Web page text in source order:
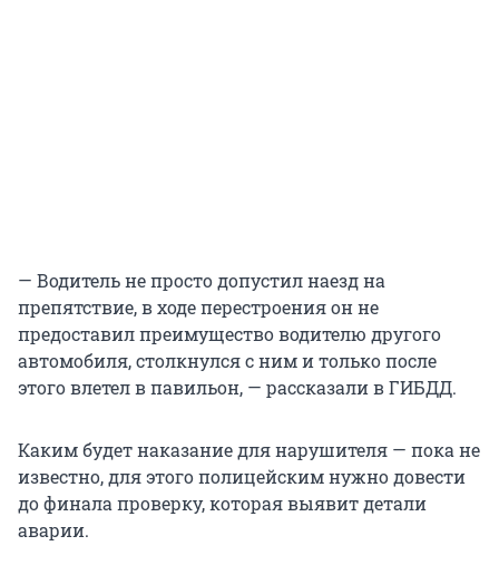
— Водитель не просто допустил наезд на
препятствие, в ходе перестроения он не
предоставил преимущество водителю другого
автомобиля, столкнулся с ним и только после
этого влетел в павильон, — рассказали в ГИБДД.
Каким будет наказание для нарушителя — пока не
известно, для этого полицейским нужно довести
до финала проверку, которая выявит детали
аварии.